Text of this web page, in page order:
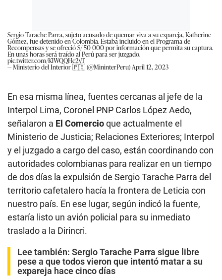
Sergio Tarache Parra, sujeto acusado de quemar viva a su expareja, Katherine
Gómez, fue detenido en Colombia. Estaba incluido en el Programa de
Recompensas y se ofreció S/ 50 000 por información que permita su captura.
En unas horas será traído al Perú para ser juzgado.
pic.twitter.com/KlWQQHc2yT
— Ministerio del Interior 🇵🇪 (@MininterPeru)April 12, 2023
En esa misma línea, fuentes cercanas al jefe de la
Interpol Lima, Coronel PNP Carlos López Aedo,
señalaron a El Comercioque actualmente el
Ministerio de Justicia; Relaciones Exteriores; Interpol
y el juzgado a cargo del caso, están coordinando con
autoridades colombianas para realizar en un tiempo
de dos días la expulsión de Sergio Tarache Parra del
territorio cafetalero hacía la frontera de Leticia con
nuestro país. En ese lugar, según indicó la fuente,
estaría listo un avión policial para su inmediato
traslado a la Dirincri.
Lee también: Sergio Tarache Parra sigue libre
pese a que todos vieron que intentó matar a su
expareja hace cinco días